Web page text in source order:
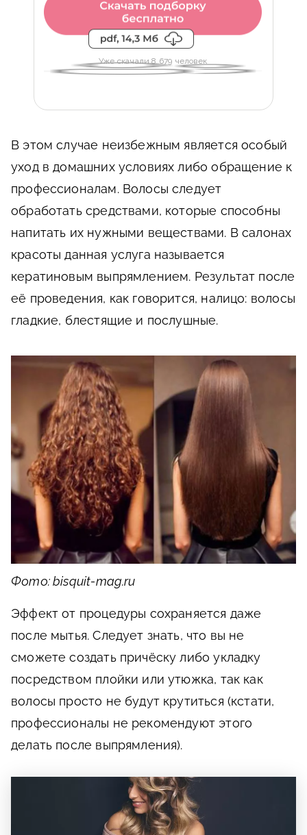
Уже скачали 8 679 человек
В этом случае неизбежным является особый
уход в домашних условиях либо обращение к
профессионалам. Волосы следует
обработать средствами, которые способны
напитать их нужными веществами. В салонах
красоты данная услуга называется
кератиновым выпрямлением. Результат после
её проведения, как говорится, налицо: волосы
гладкие, блестящие и послушные.
Фото: bisquit-mag.ru
Эффект от процедуры сохраняется даже
после мытья. Следует знать, что вы не
сможете создать причёску либо укладку
посредством плойки или утюжка, так как
волосы просто не будут крутиться (кстати,
профессионалы не рекомендуют этого
делать после выпрямления).